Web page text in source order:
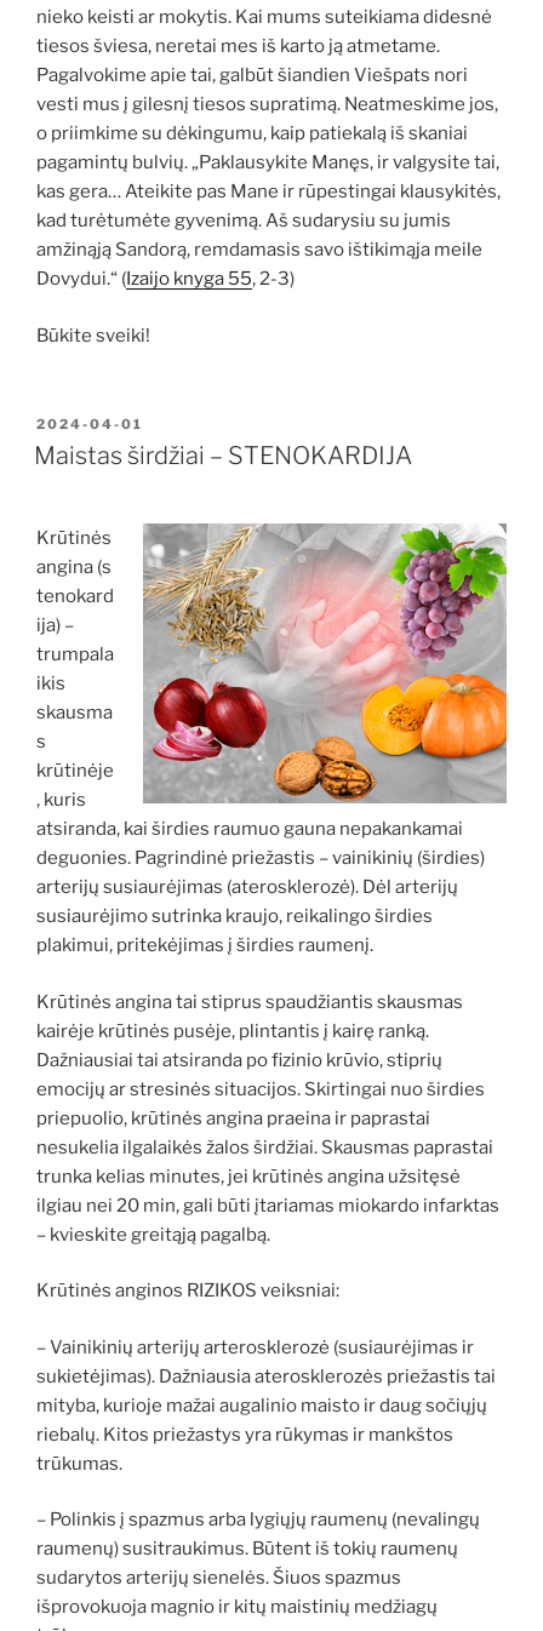
nieko keisti ar mokytis. Kai mums suteikiama didesnė
tiesos šviesa, neretai mes iš karto ją atmetame.
Pagalvokime apie tai, galbūt šiandien Viešpats nori
vesti mus į gilesnį tiesos supratimą. Neatmeskime jos,
o priimkime su dėkingumu, kaip patiekalą iš skaniai
pagamintų bulvių. „Paklausykite Manęs, ir valgysite tai,
kas gera… Ateikite pas Mane ir rūpestingai klausykitės,
kad turėtumėte gyvenimą. Aš sudarysiu su jumis
amžinąją Sandorą, remdamasis savo ištikimąja meile
Dovydui.“ (Izaijo knyga 55, 2-3)
Būkite sveiki!
PASKELBTA
2024-04-01
Maistas širdžiai – STENOKARDIJA
Krūtinės
angina (s
tenokard
ija) –
trumpala
ikis
skausma
s
krūtinėje
, kuris
atsiranda, kai širdies raumuo gauna nepakankamai
deguonies. Pagrindinė priežastis – vainikinių (širdies)
arterijų susiaurėjimas (aterosklerozė). Dėl arterijų
susiaurėjimo sutrinka kraujo, reikalingo širdies
plakimui, pritekėjimas į širdies raumenį.
Krūtinės angina tai stiprus spaudžiantis skausmas
kairėje krūtinės pusėje, plintantis į kairę ranką.
Dažniausiai tai atsiranda po fizinio krūvio, stiprių
emocijų ar stresinės situacijos. Skirtingai nuo širdies
priepuolio, krūtinės angina praeina ir paprastai
nesukelia ilgalaikės žalos širdžiai. Skausmas paprastai
trunka kelias minutes, jei krūtinės angina užsitęsė
ilgiau nei 20 min, gali būti įtariamas miokardo infarktas
– kvieskite greitąją pagalbą.
Krūtinės anginos RIZIKOS veiksniai:
– Vainikinių arterijų arterosklerozė (susiaurėjimas ir
sukietėjimas). Dažniausia aterosklerozės priežastis tai
mityba, kurioje mažai augalinio maisto ir daug sočiųjų
riebalų. Kitos priežastys yra rūkymas ir mankštos
trūkumas.
– Polinkis į spazmus arba lygiųjų raumenų (nevalingų
raumenų) susitraukimus. Būtent iš tokių raumenų
sudarytos arterijų sienelės. Šiuos spazmus
išprovokuoja magnio ir kitų maistinių medžiagų